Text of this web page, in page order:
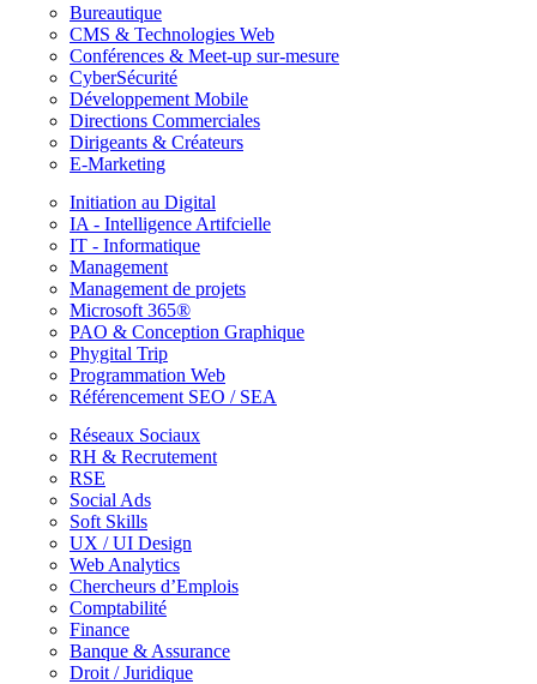
Bureautique
CMS & Technologies Web
Conférences & Meet-up sur-mesure
CyberSécurité
Développement Mobile
Directions Commerciales
Dirigeants & Créateurs
E-Marketing
Initiation au Digital
IA - Intelligence Artifcielle
IT - Informatique
Management
Management de projets
Microsoft 365®
PAO & Conception Graphique
Phygital Trip
Programmation Web
Référencement SEO / SEA
Réseaux Sociaux
RH & Recrutement
RSE
Social Ads
Soft Skills
UX / UI Design
Web Analytics
Chercheurs d’Emplois
Comptabilité
Finance
Banque & Assurance
Droit / Juridique